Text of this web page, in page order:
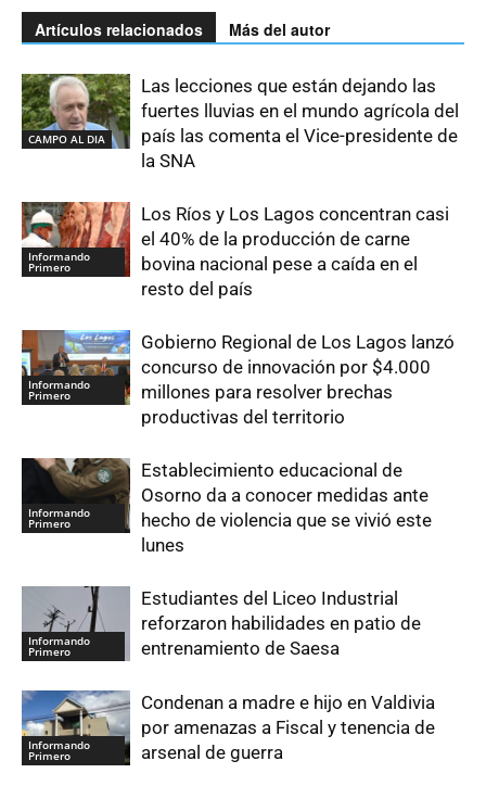
Artículos relacionados Más del autor
CAMPO AL DIA
Las lecciones que están dejando las
fuertes lluvias en el mundo agrícola del
país las comenta el Vice-presidente de
la SNA
Informando
Primero
Los Ríos y Los Lagos concentran casi
el 40% de la producción de carne
bovina nacional pese a caída en el
resto del país
Informando
Primero
Gobierno Regional de Los Lagos lanzó
concurso de innovación por $4.000
millones para resolver brechas
productivas del territorio
Informando
Primero
Establecimiento educacional de
Osorno da a conocer medidas ante
hecho de violencia que se vivió este
lunes
Informando
Primero
Estudiantes del Liceo Industrial
reforzaron habilidades en patio de
entrenamiento de Saesa
Informando
Primero
Condenan a madre e hijo en Valdivia
por amenazas a Fiscal y tenencia de
arsenal de guerra